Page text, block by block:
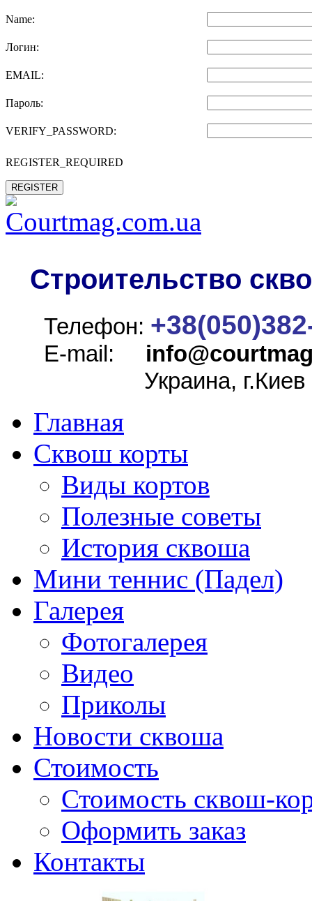
Name:
Логин:
EMAIL:
Пароль:
VERIFY_PASSWORD:
REGISTER_REQUIRED
REGISTER
Строительство
Телефон:
E-mail: info@
Украина, г.Киев
Главная
Сквош корты
Виды кортов
Полезные советы
История сквоша
Мини теннис (Падел)
Галерея
Фотогалерея
Видео
Приколы
Новости сквоша
Стоимость
Стоимость сквош-
Оформить заказ
Контакты